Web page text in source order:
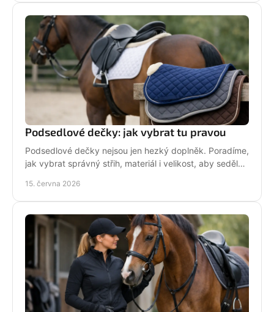
Podsedlové dečky: jak vybrat tu pravou
Podsedlové dečky nejsou jen hezký doplněk. Poradíme,
jak vybrat správný střih, materiál i velikost, aby seděly
15. června 2026